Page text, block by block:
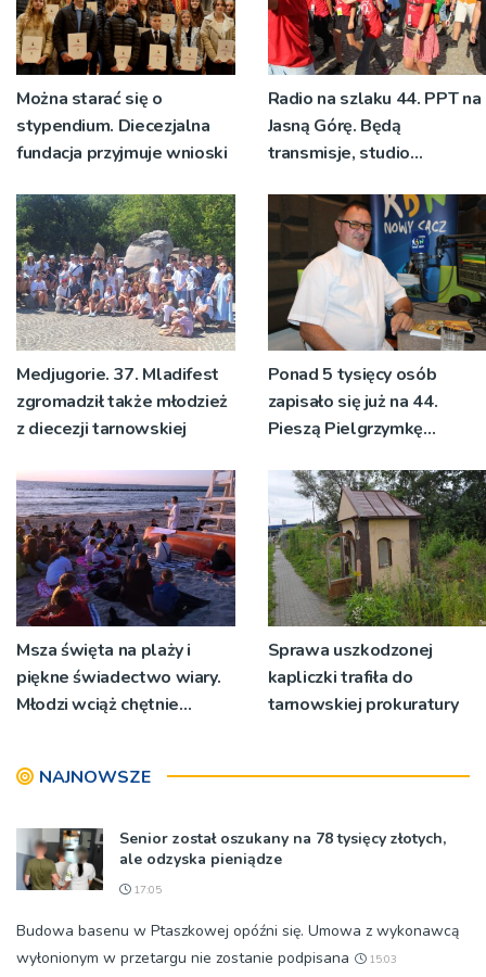
Można starać się o
stypendium. Diecezjalna
fundacja przyjmuje wnioski
Radio na szlaku 44. PPT na
Jasną Górę. Będą
transmisje, studio
pozdrowienia
Medjugorie. 37. Mladifest
zgromadził także młodzież
z diecezji tarnowskiej
Ponad 5 tysięcy osób
zapisało się już na 44.
Pieszą Pielgrzymkę
Msza święta na plaży i
piękne świadectwo wiary.
Młodzi wciąż chętnie
Sprawa uszkodzonej
kapliczki trafiła do
tarnowskiej prokuratury
NAJNOWSZE
Senior został oszukany na 78 tysięcy złotych,
ale odzyska pieniądze
17:05
Budowa basenu w Ptaszkowej opóźni się. Umowa z wykonawcą
wyłonionym w przetargu nie zostanie podpisana
15:03